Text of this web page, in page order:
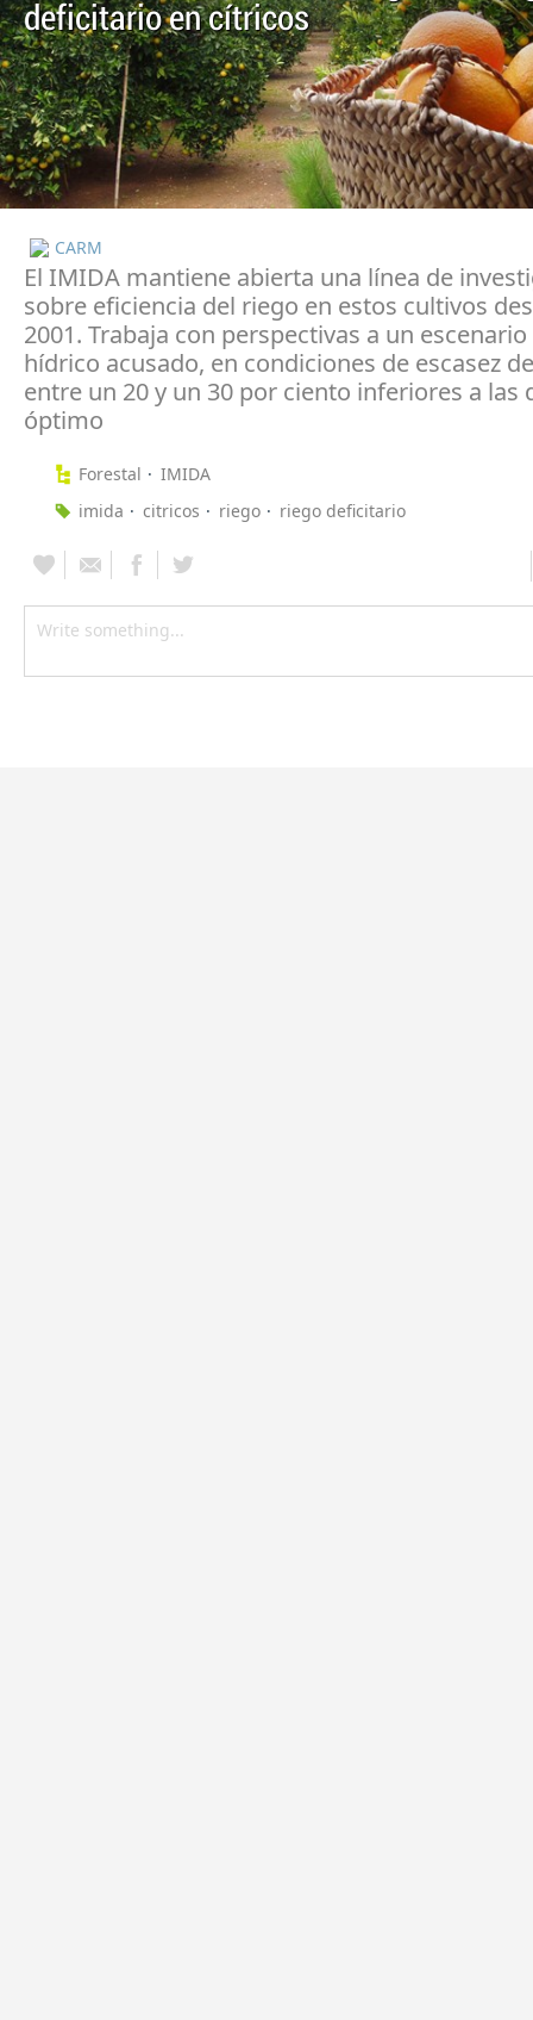
deficitario en cítricos
CARM
El IMIDA mantiene abierta una línea de
sobre eficiencia del riego en estos cultivos
2001. Trabaja con perspectivas a un
hídrico acusado, en condiciones de escasez
entre un 20 y un 30 por ciento inferiores a las
óptimo
Forestal
IMIDA
imida
citricos riego riego deficitario